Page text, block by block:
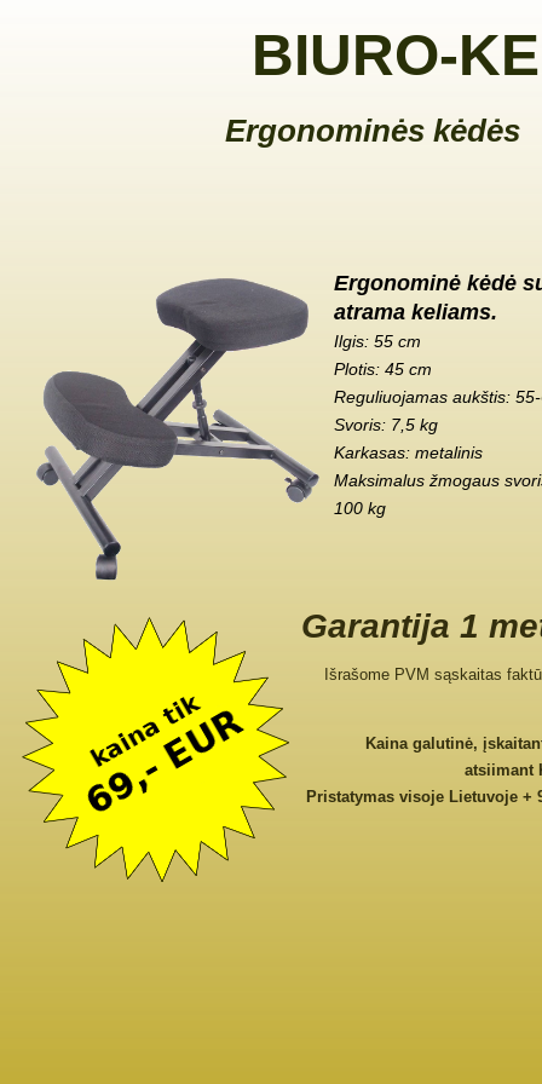
BIURO-
Ergonominės kėdės
Ergonominė kėdė
atrama keliams.
Ilgis: 55 cm
Plotis: 45 cm
Reguliuojamas aukštis:
Svoris: 7,5 kg
Karkasas: metalinis
Maksimalus žmogaus
100 kg
Garantija 1
Išrašome PVM sąskaitas
Kaina galutinė,
atsiimant
Pristatymas visoje Lietuvoje +